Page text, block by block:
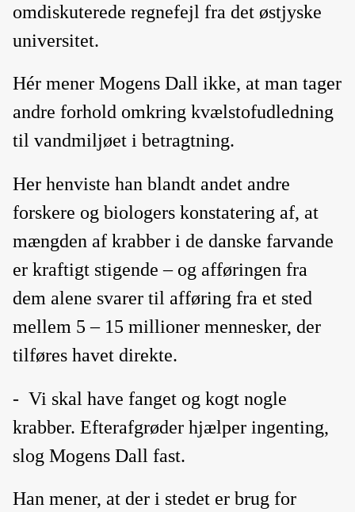
omdiskuterede regnefejl fra det østjyske
universitet.
Hér mener Mogens Dall ikke, at man tager
andre forhold omkring kvælstofudledning
til vandmiljøet i betragtning.
Her henviste han blandt andet andre
forskere og biologers konstatering af, at
mængden af krabber i de danske farvande
er kraftigt stigende – og afføringen fra
dem alene svarer til afføring fra et sted
mellem 5 – 15 millioner mennesker, der
tilføres havet direkte.
- Vi skal have fanget og kogt nogle
krabber. Efterafgrøder hjælper ingenting,
slog Mogens Dall fast.
Han mener, at der i stedet er brug for